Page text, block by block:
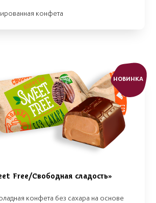
конфета
НОВИНКА
Free/Свободная сладость»
конфета без сахара на основе